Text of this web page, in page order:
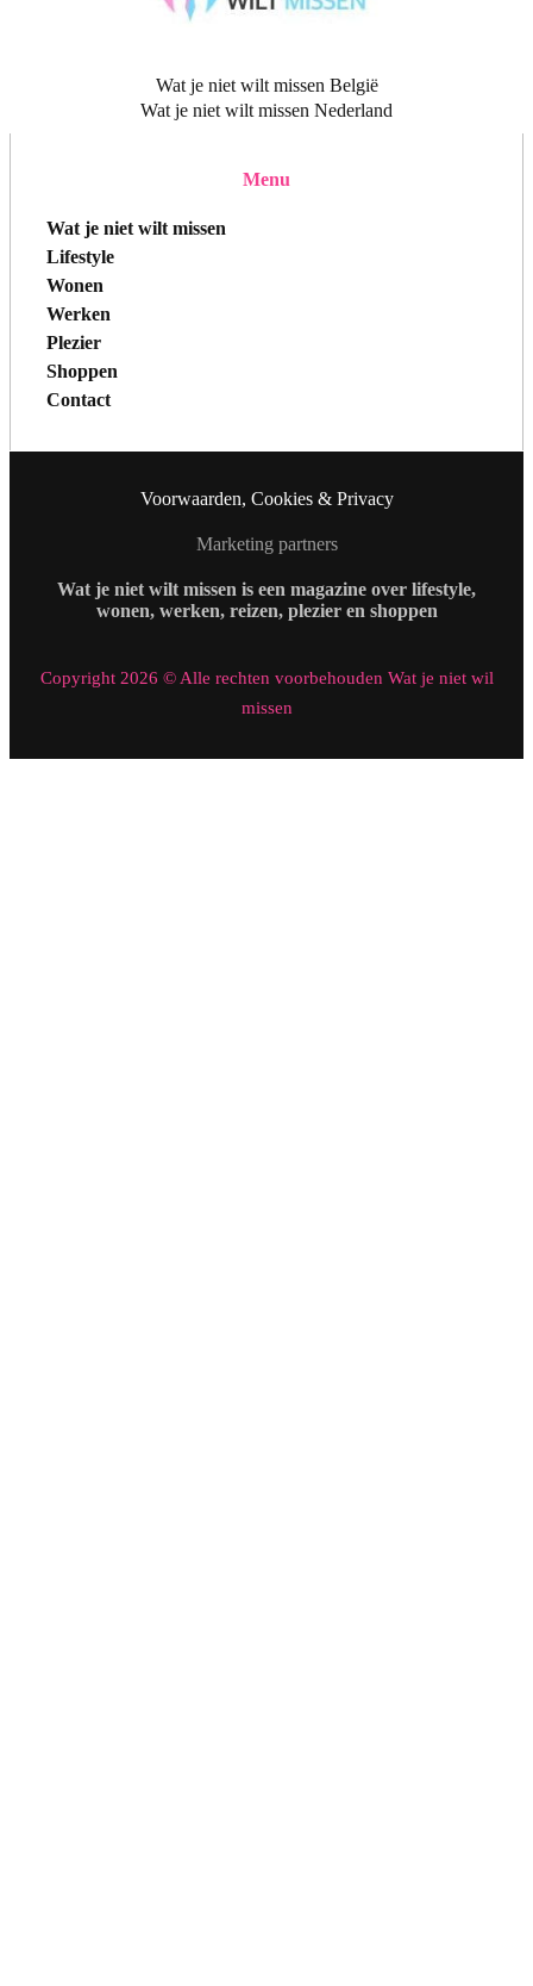
Wat je niet wilt missen België
Wat je niet wilt missen Nederland
Menu
Wat je niet wilt missen
Lifestyle
Wonen
Werken
Plezier
Shoppen
Contact
Voorwaarden, Cookies & Privacy
Marketing partners
Wat je niet wilt missen is een magazine over lifestyle,
wonen, werken, reizen, plezier en shoppen
Copyright 2026 © Alle rechten voorbehouden Wat je niet wil
missen